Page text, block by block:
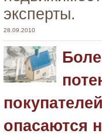
эксперты.
28.09.2010
опасаются